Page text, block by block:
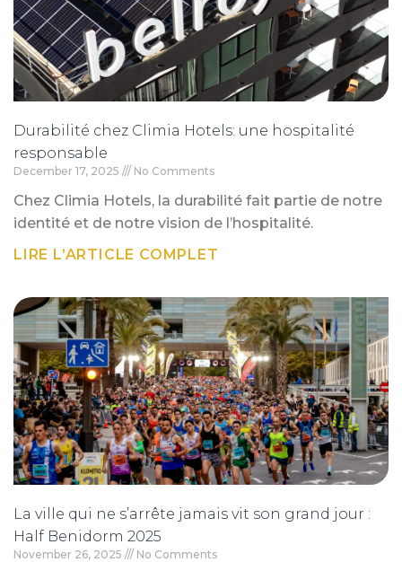
Durabilité chez Climia Hotels: une hospitalité
responsable
December 17, 2025 No Comments
Chez Climia Hotels, la durabilité fait partie de notre
identité et de notre vision de l’hospitalité.
LIRE L’ARTICLE COMPLET
La ville qui ne s’arrête jamais vit son grand jour :
Half Benidorm 2025
November 26, 2025 No Comments